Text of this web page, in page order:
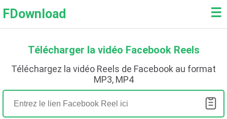
FDownload ☰
Télécharger la vidéo Facebook Reels
Téléchargez la vidéo Reels de Facebook au format
MP3, MP4